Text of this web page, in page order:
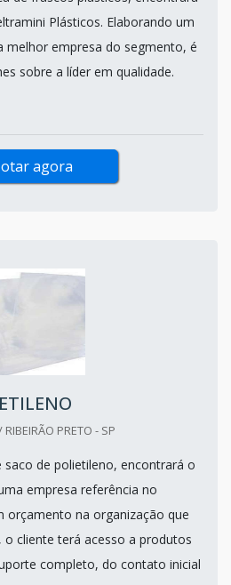
Plásticos. Elaborando um
melhor empresa do segmento, é
sobre a líder em qualidade.
agora
PRETO - SP
saco de polietileno, encontrará o
empresa referência no
orçamento na organização que
cliente terá acesso a produtos
completo, do contato inicial